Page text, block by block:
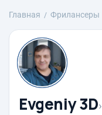
Главная Фрилансеры
Evgeniy 3D›